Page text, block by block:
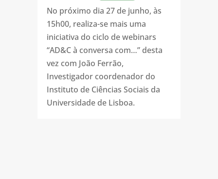
No próximo dia 27 de junho, às
15h00, realiza-se mais uma
iniciativa do ciclo de webinars
“AD&C à conversa com…” desta
vez com João Ferrão,
Investigador coordenador do
Instituto de Ciências Sociais da
Universidade de Lisboa.